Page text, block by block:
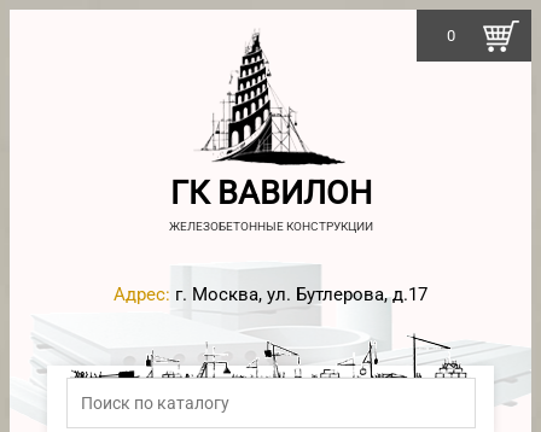
ГК ВАВИЛОН
ЖЕЛЕЗОБЕТОННЫЕ КОНСТРУКЦИИ
Адрес: г. Москва, ул. Бутлерова, д.17
0